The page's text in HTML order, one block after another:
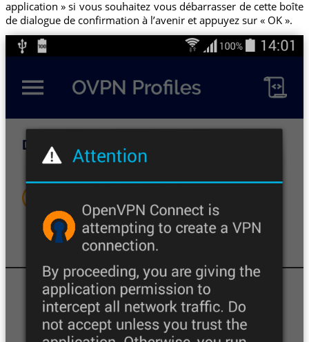
application » si vous souhaitez vous débarrasser de cette boîte
de dialogue de confirmation à l’avenir et appuyez sur « OK ».